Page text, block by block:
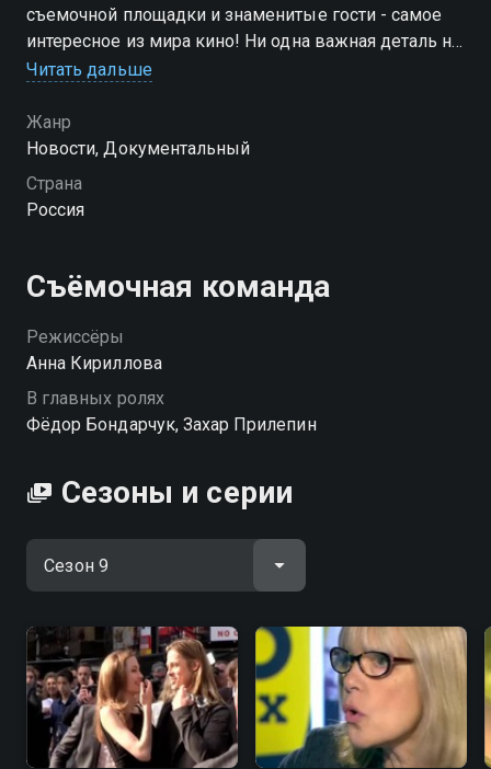
съемочной площадки и знаменитые гости - самое
интересное из мира кино! Ни одна важная деталь не
окажется за кадром.
Посмотреть онлайн 9 сезон сериала Кино в деталях
вы можете совершенно бесплатно в хорошем HD
качестве на Смотрёшке
Читать дальше
Жанр
Новости, Документальный
Страна
Россия
Съёмочная команда
Режиссёры
Анна Кириллова
В главных ролях
Фёдор Бондарчук, Захар Прилепин
Сезоны и серии